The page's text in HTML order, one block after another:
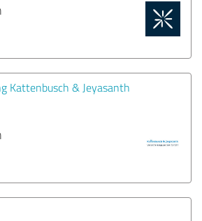
Kattenbusch & Jeyasanth